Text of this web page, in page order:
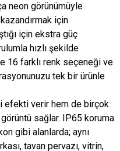
neon görünümüyle
için
için ekstra güç
hızlı şekilde
16 farklı renk seçeneği ve
tek bir ürünle
efekti verir hem de birçok
sağlar. IP65 koruma
gibi alanlarda; aynı
tavan pervazı, vitrin,